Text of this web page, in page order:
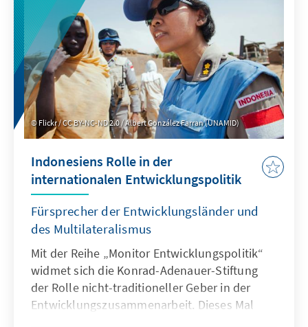
Flickr / CC BY-NC-ND 2.0 / Albert González Farran (UNAMID)
Indonesiens Rolle in der
internationalen Entwicklungspolitik
Fürsprecher der Entwicklungsländer und
des Multilateralismus
Mit der Reihe „Monitor Entwicklungspolitik“
widmet sich die Konrad-Adenauer-Stiftung
der Rolle nicht-traditioneller Geber in der
Entwicklungszusammenarbeit. Dieses Mal